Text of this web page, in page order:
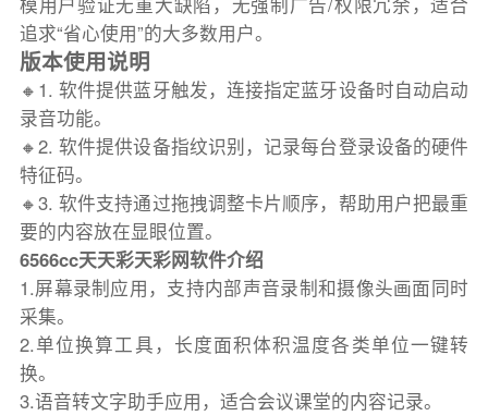
追求“省心使用”的大多数用户。
版本使用说明
🔸1. 软件提供蓝牙触发，连接指定蓝牙设备时自动启动
录音功能。
🔸2. 软件提供设备指纹识别，记录每台登录设备的硬件
特征码。
🔸3. 软件支持通过拖拽调整卡片顺序，帮助用户把最重
要的内容放在显眼位置。
6566cc天天彩天彩网软件介绍
1.屏幕录制应用，支持内部声音录制和摄像头画面同时
采集。
2.单位换算工具，长度面积体积温度各类单位一键转
换。
3.语音转文字助手应用，适合会议课堂的内容记录。